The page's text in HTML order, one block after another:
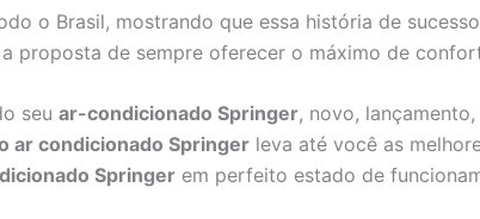
o Brasil, mostrando que essa história de
proposta de sempre oferecer o máximo de
seu ar-condicionado Springer, novo,
ar condicionado Springer leva até você as
Springer em perfeito estado de